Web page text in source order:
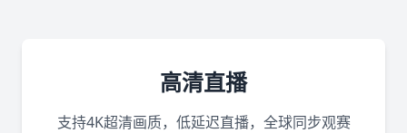
高清直播
支持4K超清画质，低延迟直播，全球同步观赛